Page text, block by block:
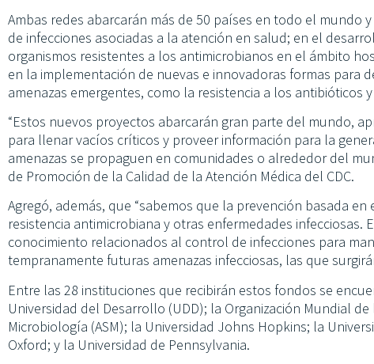
Ambas redes abarcarán más de 50 países en todo el mundo
de infecciones asociadas a la atención en salud; en el
organismos resistentes a los antimicrobianos en el ámbito
en la implementación de nuevas e innovadoras formas para
amenazas emergentes, como la resistencia a los antibióticos
“Estos nuevos proyectos abarcarán gran parte del mundo,
para llenar vacíos críticos y proveer información para la
amenazas se propaguen en comunidades o alrededor del
de Promoción de la Calidad de la Atención Médica del CDC.
Agregó, además, que “sabemos que la prevención basada
resistencia antimicrobiana y otras enfermedades
conocimiento relacionados al control de infecciones para
tempranamente futuras amenazas infecciosas, las que
Entre las 28 instituciones que recibirán estos fondos se
Universidad del Desarrollo (UDD); la Organización Mundial
Microbiología (ASM); la Universidad Johns Hopkins; la
Oxford; y la Universidad de Pennsylvania.